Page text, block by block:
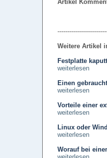
Artikel
Weitere Artikel
Festplatte kaputt
weiterlesen
Einen
weiterlesen
Vorteile einer
weiterlesen
Linux oder
weiterlesen
Worauf bei